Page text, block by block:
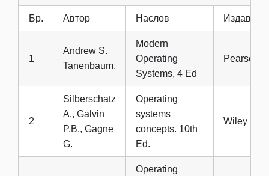
Бр. Автор Наслов Издавач
1
Andrew S.
Tanenbaum,
Modern
Operating
Systems, 4 Ed
Pearson
2
Silberschatz
A., Galvin
P.B., Gagne
G.
Operating
systems
concepts. 10th
Ed.
Wiley
Operating